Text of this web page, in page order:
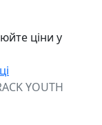
ціни у
YOUTH